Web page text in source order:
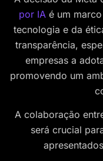
por IAé um
tecnologia e da
transparência,
empresas a
promovendo um
A colaboração
será crucial